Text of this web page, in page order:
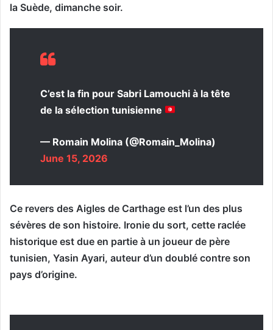
la Suède, dimanche soir.
C’est la fin pour Sabri Lamouchi à la tête
de la sélection tunisienne
— Romain Molina (@Romain_Molina)
June 15, 2026
Ce revers des Aigles de Carthage est l’un des plus
sévères de son histoire. Ironie du sort, cette raclée
historique est due en partie à un joueur de père
tunisien, Yasin Ayari, auteur d’un doublé contre son
pays d’origine.